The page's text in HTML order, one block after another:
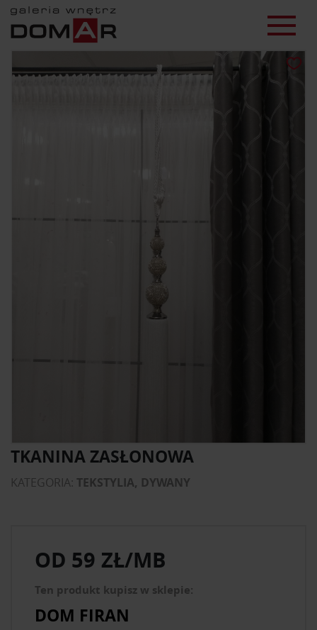
TKANINA ZASŁONOWA
KATEGORIA: TEKSTYLIA, DYWANY
OD 59 ZŁ/MB
Ten produkt kupisz w sklepie:
DOM FIRAN